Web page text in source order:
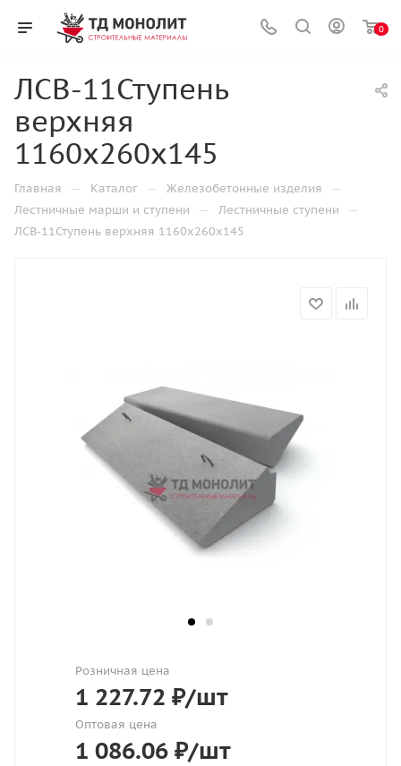
0
ЛСВ-11Ступень
верхняя
1160х260х145
Главная — Каталог — Железобетонные изделия —
Лестничные марши и ступени — Лестничные ступени —
ЛСВ-11Ступень верхняя 1160х260х145
Розничная цена
1 227.72 ₽/шт
Оптовая цена
1 086.06 ₽/шт